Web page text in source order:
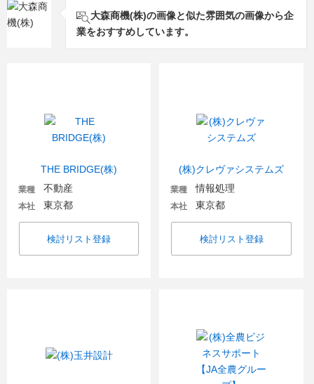
大森商機(株)の画像と似た雰囲気の画像から企
業をおすすめしています。
THE BRIDGE(株)
業種 不動産
本社 東京都
検討リスト登録
(株)クレヴァシステムズ
業種 情報処理
本社 東京都
検討リスト登録